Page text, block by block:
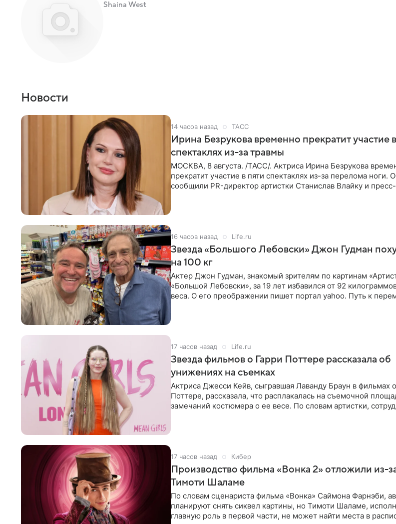
Shaina West
Новости
14 часов назад ТАСС
Ирина Безрукова временно прекратит участие
спектаклях из-за травмы
МОСКВА, 8 августа. /ТАСС/. Актриса Ирина Безрукова
прекратит участие в пяти спектаклях из-за перелома ноги.
сообщили PR-директор артистки Станислав Влайку и
16 часов назад Life.ru
Звезда «Большого Лебовски» Джон Гудман
на 100 кг
Актер Джон Гудман, знакомый зрителям по картинам
«Большой Лебовски», за 19 лет избавился от 92
веса. О его преображении пишет портал yahoo. Путь к
17 часов назад Life.ru
Звезда фильмов о Гарри Поттере рассказала об
унижениях на съемках
Актриса Джесси Кейв, сыгравшая Лаванду Браун в фильмах
Поттере, рассказала, что расплакалась на съемочной
замечаний костюмера о ее весе. По словам артистки,
17 часов назад Кибер
Производство фильма «Вонка 2» отложили из-
Тимоти Шаламе
По словам сценариста фильма «Вонка» Саймона Фарнэби,
планируют снять сиквел картины, но Тимоти Шаламе,
главную роль в первой части, не может найти места в